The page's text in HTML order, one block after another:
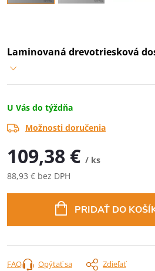
Laminovaná drevotriesková
U Vás do týždňa
Možnosti doručenia
109,38 € / ks
88,93 € bez DPH
PRIDAŤ DO
Opýtať sa Zdieľať
FAQ